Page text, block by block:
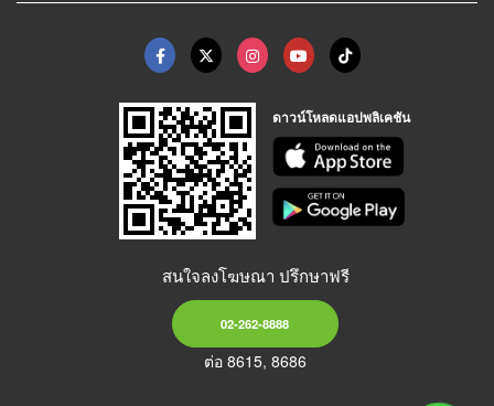
ดาวน์โหลดแอปพลิเคชัน
สนใจลงโฆษณา ปรึกษาฟรี
02-262-8888
ต่อ 8615, 8686